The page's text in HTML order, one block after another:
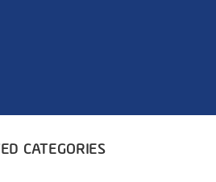
CATEGORIES